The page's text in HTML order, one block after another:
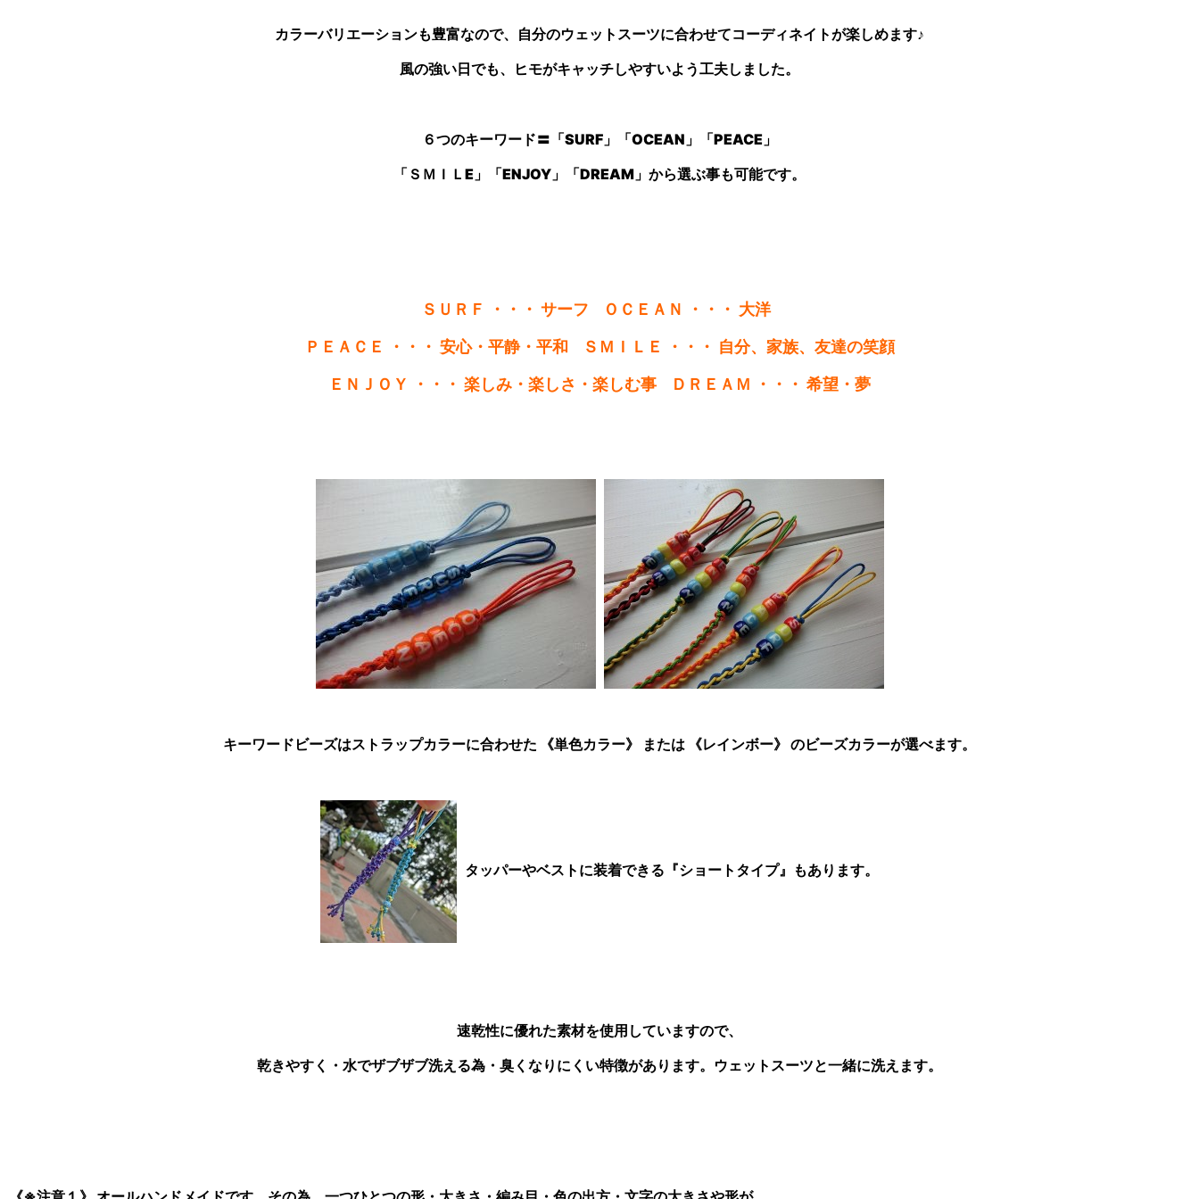
カラーバリエーションも豊富なので、自分のウェットスーツに合わせてコーディネイトが楽しめます♪
風の強い日でも、ヒモがキャッチしやすいよう工夫しました。
６つのキーワード〓「SURF」「OCEAN」
「PEACE」
「ＳＭＩＬE」「ENJOY」「DREAM」から選ぶ事も可能です。
ＳＵＲＦ ・・・ サーフ ＯＣＥＡＮ ・・・ 大洋
ＰＥＡＣＥ ・・・ 安心・平静・平和 ＳＭＩＬＥ ・・・ 自分、家族、友達の笑顔
ＥＮＪＯＹ ・・・ 楽しみ・楽しさ・楽しむ事 ＤＲＥＡＭ ・・・ 希望・夢
キーワードビーズはストラップカラーに合わせた 《単色カラー》 または 《レインボー》 のビーズカラーが選べます。
タッパーやベストに装着できる『ショートタイプ』もあります。
速乾性に優れた素材を使用していますので、
乾きやすく・水でザブザブ洗える為・臭くなりにくい特徴があります。ウェットスーツと一緒に洗えます。